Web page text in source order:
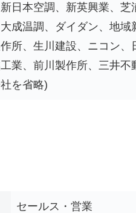
日本空調、新英興業、
成温調、ダイダン、地
所、生川建設、ニコン
業、前川製作所、三井
を省略)
セールス・営業